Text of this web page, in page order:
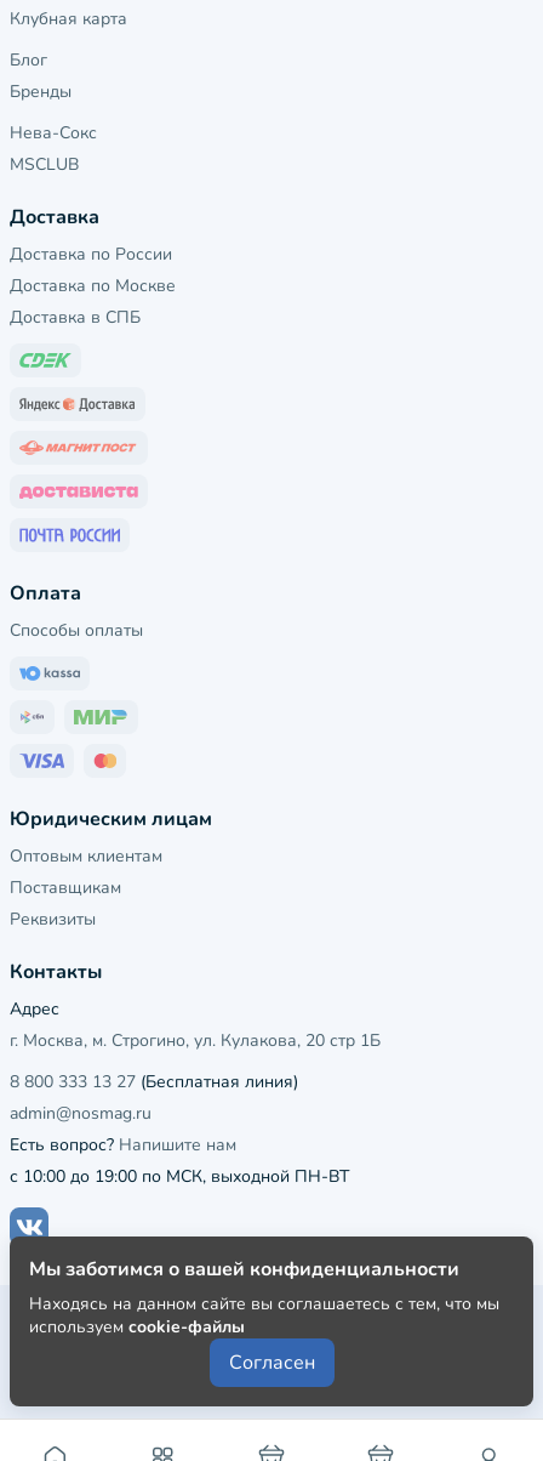
Клубная карта
Блог
Бренды
Нева-Сокс
MSCLUB
Доставка
Доставка по России
Доставка по Москве
Доставка в СПБ
Оплата
Способы оплаты
Юридическим лицам
Оптовым клиентам
Поставщикам
Реквизиты
Контакты
Адрес
г. Москва, м. Строгино, ул. Кулакова, 20 стр 1Б
8 800 333 13 27 (Бесплатная линия)
admin@nosmag.ru
Есть вопрос? Напишите нам
с 10:00 до 19:00 по МСК, выходной ПН-ВТ
Публичная оферта
Пользовательское соглашение
Политика конфиденциальности
Мы заботимся о вашей конфиденциальности
Находясь на данном сайте вы соглашаетесь с тем, что мы
используем cookie-файлы
Согласен